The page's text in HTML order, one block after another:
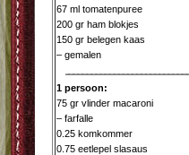
67 ml tomatenpuree
200 gr ham blokjes
150 gr belegen kaas
– gemalen
1 persoon:
75 gr vlinder macaroni
– farfalle
0.25 komkommer
0.75 eetlepel slasaus